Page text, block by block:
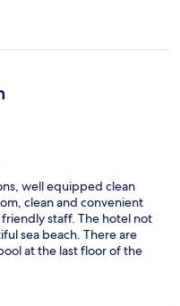
well equipped clean
clean and convenient
staff. The hotel not
sea beach. There are
at the last floor of the